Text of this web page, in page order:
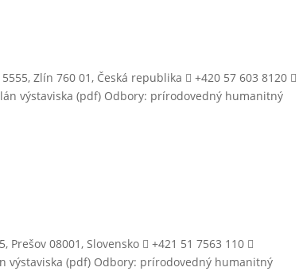
Zlín 760 01, Česká republika  +420 57 603 8120 
výstaviska (pdf) Odbory: prírodovedný humanitný
08001, Slovensko  +421 51 7563 110 
výstaviska (pdf) Odbory: prírodovedný humanitný